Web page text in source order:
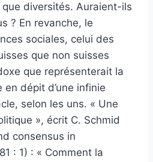
diversités. Auraient-ils
? En revanche, le
sociales, celui des
que non suisses
que représenterait la
dépit d’une infinie
selon les uns. « Une
», écrit C. Schmid
consensus in
: 1) : « Comment la